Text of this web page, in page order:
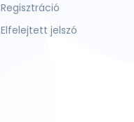
Regisztráció
Elfelejtett jelszó